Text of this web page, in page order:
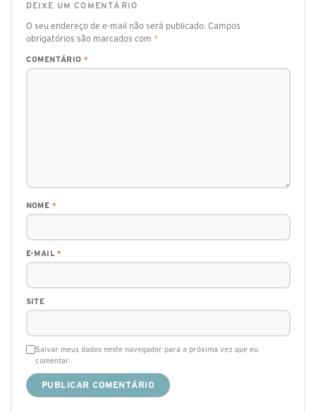
DEIXE UM COMENTÁRIO
O seu endereço de e-mail não será publicado. Campos
obrigatórios são marcados com *
COMENTÁRIO *
NOME *
E-MAIL*
SITE
Salvar meus dados neste navegador para a próxima vez que eu
comentar.